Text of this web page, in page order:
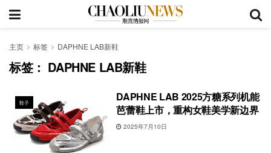
主页 标签 DAPHNE LAB新鞋
标签： DAPHNE LAB新鞋
鞋子
DAPHNE LAB 2025方糖系列机能
芭蕾鞋上市，重构女鞋美学新边界
2025年7月10日